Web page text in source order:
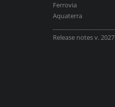
Ferrovia
Aquaterra
Release notes v. 2027